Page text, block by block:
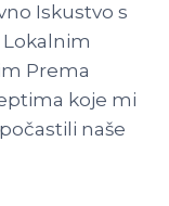
Iskustvo s
Prema
koje mi
naše